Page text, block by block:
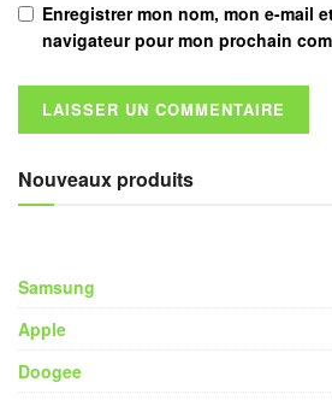
Enregistrer mon nom, mon e-mail
navigateur pour mon prochain
Nouveaux produits
Samsung
Apple
Doogee